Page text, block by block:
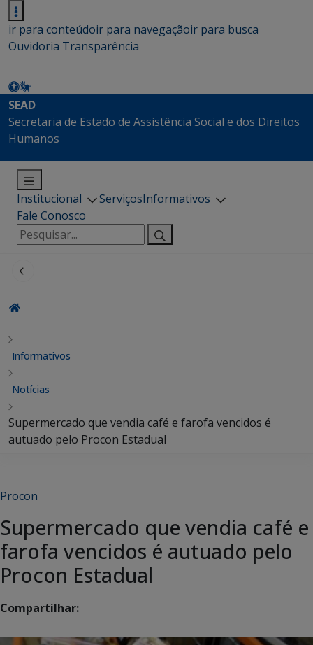
ir para conteúdoir para navegaçãoir para busca
Ouvidoria Transparência
SEAD
Secretaria de Estado de Assistência Social e dos Direitos
Humanos
Institucional ServiçosInformativos
Fale Conosco
Pesquisar
por:
Informativos
Notícias
Supermercado que vendia café e farofa vencidos é
autuado pelo Procon Estadual
Procon
Supermercado que vendia café e
farofa vencidos é autuado pelo
Procon Estadual
Compartilhar: